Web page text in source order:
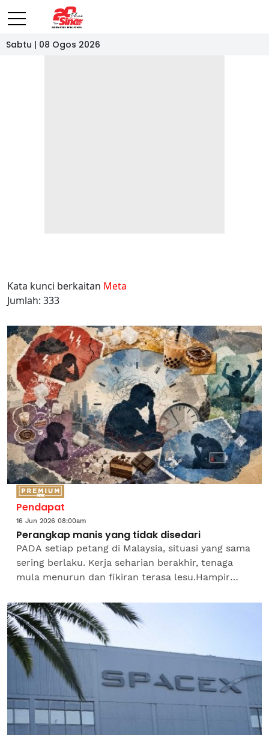
Sabtu | 08 Ogos 2026
Kata kunci berkaitan Meta
Jumlah: 333
Pendapat
16 Jun 2026 08:00am
Perangkap manis yang tidak disedari
PADA setiap petang di Malaysia, situasi yang sama
sering berlaku. Kerja seharian berakhir, tenaga
mula menurun dan fikiran terasa lesu.Hampir
manis —...